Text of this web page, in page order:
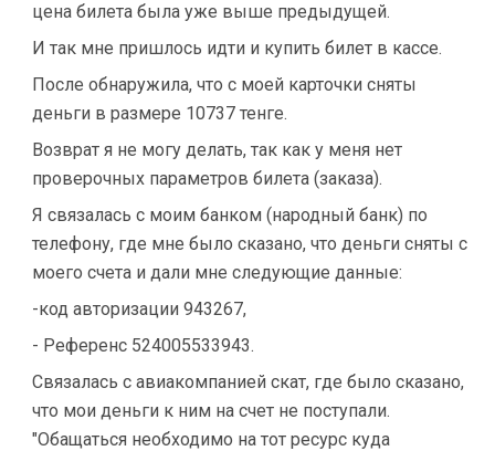
цена билета была уже выше предыдущей.
И так мне пришлось идти и купить билет в кассе.
После обнаружила, что с моей карточки сняты
деньги в размере 10737 тенге.
Возврат я не могу делать, так как у меня нет
проверочных параметров билета (заказа).
Я связалась с моим банком (народный банк) по
телефону, где мне было сказано, что деньги сняты с
моего счета и дали мне следующие данные:
-код авторизации 943267,
- Референс 524005533943.
Связалась с авиакомпанией скат, где было сказано,
что мои деньги к ним на счет не поступали.
"Обащаться необходимо на тот ресурс куда